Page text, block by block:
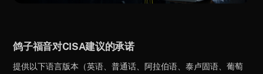
鸽子福音对CISA建议的承诺
提供以下语言版本（英语、普通话、阿拉伯语、泰卢固语、葡萄